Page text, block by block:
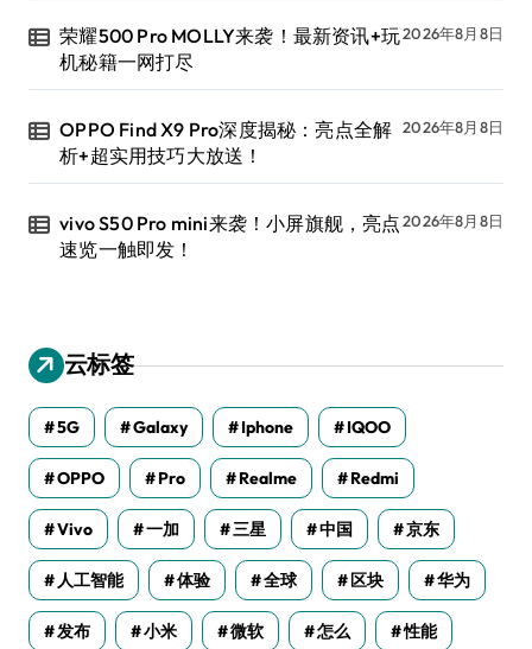
荣耀500 Pro MOLLY来袭！最新资讯+玩
机秘籍一网打尽
2026年8月8日
OPPO Find X9 Pro深度揭秘：亮点全解
析+超实用技巧大放送！
2026年8月8日
vivo S50 Pro mini来袭！小屏旗舰，亮点
速览一触即发！
2026年8月8日
云标签
5G Galaxy Iphone IQOO
OPPO Pro Realme Redmi
Vivo 一加 三星 中国 京东
人工智能 体验 全球 区块 华为
发布 小米 微软 怎么 性能